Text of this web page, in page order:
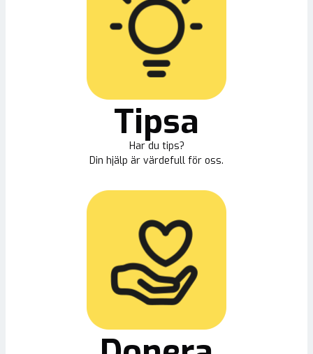
Tipsa
Har du tips?
Din hjälp är värdefull för oss.